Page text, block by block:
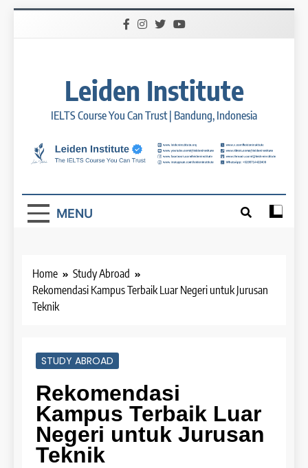
Leiden Institute
IELTS Course You Can Trust | Bandung, Indonesia
MENU
Home
Study Abroad
Rekomendasi Kampus Terbaik Luar Negeri untuk Jurusan
Teknik
STUDY ABROAD
Rekomendasi
Kampus Terbaik Luar
Negeri untuk Jurusan
Teknik